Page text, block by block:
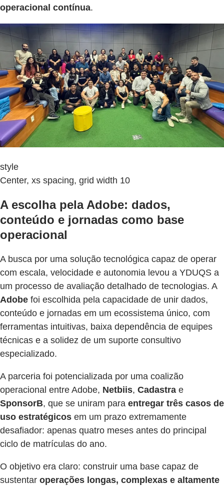
operacional contínua.
style
Center, xs spacing, grid width 10
A escolha pela Adobe: dados,
conteúdo e jornadas como base
operacional
A busca por uma solução tecnológica capaz de operar
com escala, velocidade e autonomia levou a YDUQS a
um processo de avaliação detalhado de tecnologias. A
Adobe foi escolhida pela capacidade de unir dados,
conteúdo e jornadas em um ecossistema único, com
ferramentas intuitivas, baixa dependência de equipes
técnicas e a solidez de um suporte consultivo
especializado.
A parceria foi potencializada por uma coalizão
operacional entre Adobe, Netbiis, Cadastra e
SponsorB, que se uniram para entregar três casos de
uso estratégicos em um prazo extremamente
desafiador: apenas quatro meses antes do principal
ciclo de matrículas do ano.
O objetivo era claro: construir uma base capaz de
sustentar operações longas, complexas e altamente